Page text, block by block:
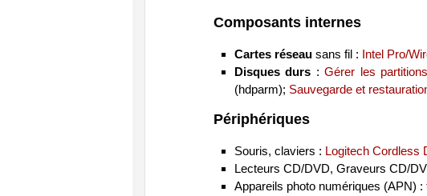
Composants internes
Cartes réseausans fil : Intel Pro/
Disques durs :Gérer les
(hdparm); Sauvegarde et
Périphériques
Souris, claviers : Logitech
Lecteurs CD/DVD, Graveurs CD/
Appareils photo numériques (APN) :